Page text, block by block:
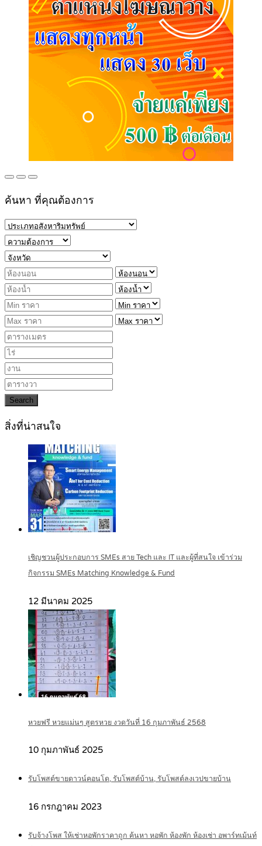
ค้นหา ที่คุณต้องการ
Search
สิ่งที่น่าสนใจ
เชิญชวนผู้ประกอบการ SMEs สาย Tech และ IT และผู้ที่สนใจ เข้าร่วม
กิจกรรม SMEs Matching Knowledge & Fund
12 มีนาคม 2025
หวยฟรี หวยแม่นๆ สูตรหวย งวดวันที่ 16 กุมภาพันธ์ 2568
10 กุมภาพันธ์ 2025
รับโพสต์ขายดาวน์คอนโด, รับโพสต์บ้าน, รับโพสต์ลงเวปขายบ้าน
16 กรกฎาคม 2023
รับจ้างโพส ให้เช่าหอพักราคาถูก ค้นหา หอพัก ห้องพัก ห้องเช่า อพาร์ทเม้นท์